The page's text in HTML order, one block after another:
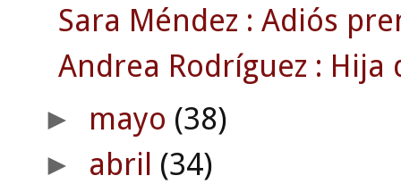
Sara Méndez : Adiós
Andrea Rodríguez : Hija
► mayo (38)
► abril (34)